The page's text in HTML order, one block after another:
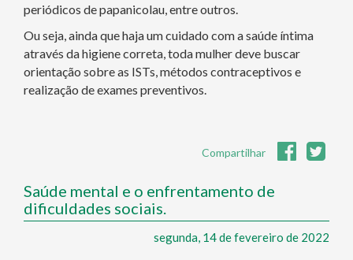
periódicos de papanicolau, entre outros.
Ou seja, ainda que haja um cuidado com a saúde íntima
através da higiene correta, toda mulher deve buscar
orientação sobre as ISTs, métodos contraceptivos e
realização de exames preventivos.
Compartilhar
Saúde mental e o enfrentamento de
dificuldades sociais.
segunda, 14 de fevereiro de 2022